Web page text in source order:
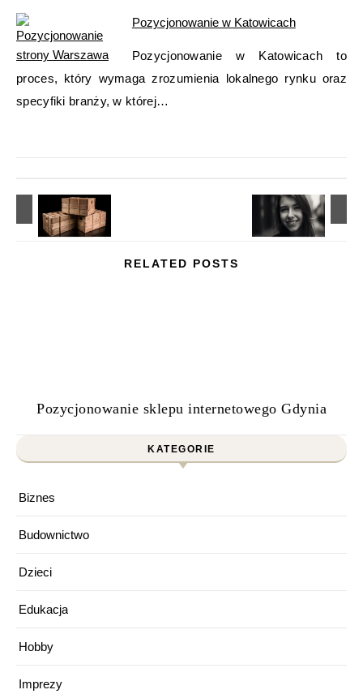
Pozycjonowanie w Katowicach
Pozycjonowanie w Katowicach to
proces, który wymaga zrozumienia lokalnego rynku oraz
specyfiki branży, w której…
RELATED POSTS
Pozycjonowanie sklepu internetowego Gdynia
KATEGORIE
Biznes
Budownictwo
Dzieci
Edukacja
Hobby
Imprezy